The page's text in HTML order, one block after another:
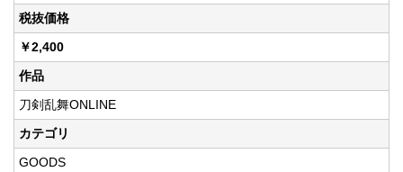
税抜価格
￥2,400
作品
刀剣乱舞ONLINE
カテゴリ
GOODS